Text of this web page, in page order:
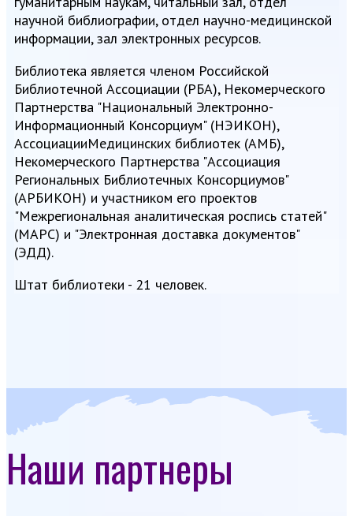
научной библиографии, отдел научно-медицинской
информации, зал электронных ресурсов.
Библиотека является членом Российской
Библиотечной Ассоциации (РБА), Некомерческого
Партнерства "Национальный Электронно-
Информационный Консорциум" (НЭИКОН),
АссоциацииМедицинских библиотек (АМБ),
Некомерческого Партнерства "Ассоциация
Региональных Библиотечных Консорциумов"
(АРБИКОН) и участником его проектов
"Межрегиональная аналитическая роспись статей"
(МАРС) и "Электронная доставка документов"
(ЭДД).
Штат библиотеки - 21 человек.
Наши партнеры